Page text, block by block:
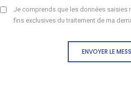
Je comprends que les données saisies
fins exclusives du traitement de ma
ENVOYER LE